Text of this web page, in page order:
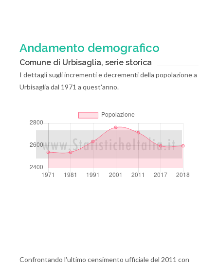
Andamento demografico
Comune di Urbisaglia, serie storica
I dettagli sugli incrementi e decrementi della popolazione a
Urbisaglia dal 1971 a quest'anno.
Confrontando l'ultimo censimento ufficiale del 2011 con